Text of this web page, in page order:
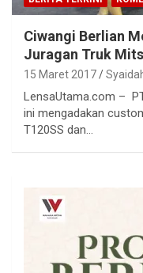
Ciwangi Berlian
Juragan Truk
15 Maret 2017
LensaUtama.com –
ini mengadakan
T120SS dan…